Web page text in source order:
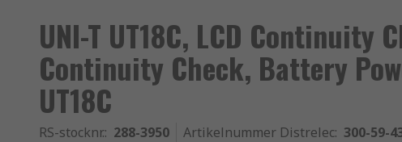
UNI-T UT18C, LCD Continuity
Continuity Check, Battery
UT18C
RS-stocknr.: 288-3950 Artikelnummer Distrelec: 300-59-